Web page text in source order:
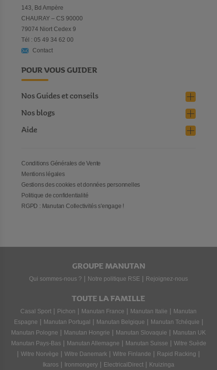
143, Bd Ampère
CHAURAY – CS 90000
79074 Niort Cedex 9
Tél : 05 49 34 62 00
Contact
POUR VOUS GUIDER
Nos Guides et conseils
Nos blogs
Aide
Conditions Générales de Vente
Mentions légales
Gestions des cookies et données personnelles
Politique de confidentialité
RGPD : Manutan Collectivités s'engage !
GROUPE MANUTAN
Qui sommes-nous ? | Notre politique RSE | Rejoignez-nous
TOUTE LA FAMILLE
Casal Sport | Pichon | Manutan France | Manutan Italie | Manutan
Espagne | Manutan Portugal | Manutan Belgique | Manutan Tchéquie |
Manutan Pologne | Manutan Hongrie | Manutan Slovaquie | Manutan UK
Manutan Pays-Bas | Manutan Allemagne | Manutan Suisse | Witre Suède
| Witre Norvège | Witre Danemark | Witre Finlande | Rapid Racking |
Ikaros | Ironmongery | ElectricalDirect | Kruizinga